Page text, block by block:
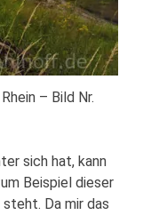
– Bild Nr.
sich hat, kann
Beispiel dieser
Da mir das